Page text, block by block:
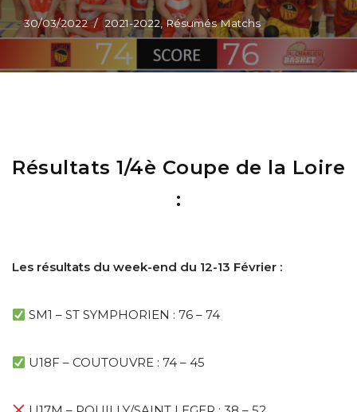
30/03/2022 2021-2022,Résumés Matchs
Résultats 1/4è Coupe de la Loire
:
Les résultats du week-end du 12-13 Février :
SM1 – ST SYMPHORIEN : 76 – 74
U18F – COUTOUVRE : 74 – 45